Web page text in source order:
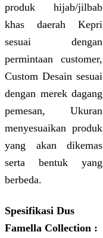
produk hijab/jilbab
khas daerah Kepri
sesuai dengan
permintaan customer,
Custom Desain sesuai
dengan merek dagang
pemesan, Ukuran
menyesuaikan produk
yang akan dikemas
serta bentuk yang
berbeda.
Spesifikasi Dus
Famella Collection :